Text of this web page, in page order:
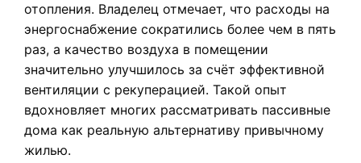
отопления. Владелец отмечает, что расходы на
энергоснабжение сократились более чем в пять
раз, а качество воздуха в помещении
значительно улучшилось за счёт эффективной
вентиляции с рекуперацией. Такой опыт
вдохновляет многих рассматривать пассивные
дома как реальную альтернативу привычному
жилью.